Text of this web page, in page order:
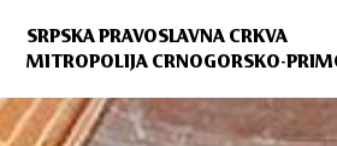
SRPSKA PRAVOSLAVNA CRKVA
MITROPOLIJA CRNOGORSKO-